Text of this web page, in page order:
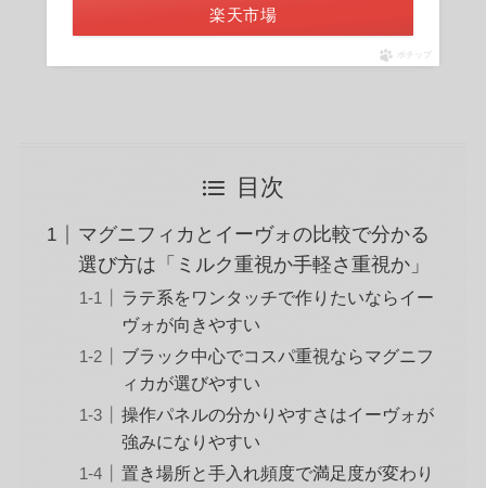
楽天市場
ポチップ
目次
マグニフィカとイーヴォの比較で分かる
選び方は「ミルク重視か手軽さ重視か」
ラテ系をワンタッチで作りたいならイー
ヴォが向きやすい
ブラック中心でコスパ重視ならマグニフ
ィカが選びやすい
操作パネルの分かりやすさはイーヴォが
強みになりやすい
置き場所と手入れ頻度で満足度が変わり